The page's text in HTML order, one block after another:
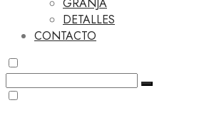
DETALLES
CONTACTO